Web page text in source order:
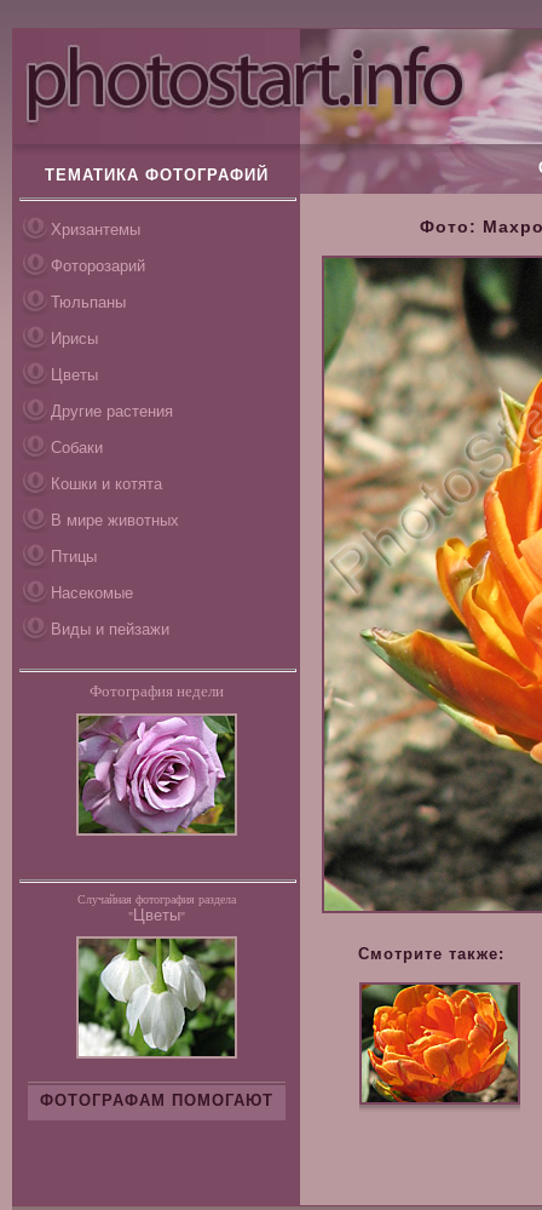
ТЕМАТИКА ФОТОГРАФИЙ
Хризантемы
Фоторозарий
Тюльпаны
Ирисы
Цветы
Другие растения
Собаки
Кошки и котята
В мире животных
Птицы
Насекомые
Виды и пейзажи
Фотография недели
Случайная фотография раздела
"Цветы"
ФОТОГРАФАМ ПОМОГАЮТ
Фото:
Смотрите также: